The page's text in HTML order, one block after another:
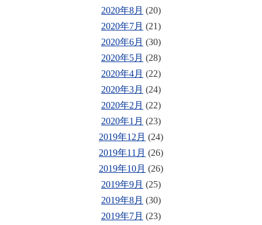
2020年8月 (20)
2020年7月 (21)
2020年6月 (30)
2020年5月 (28)
2020年4月 (22)
2020年3月 (24)
2020年2月 (22)
2020年1月 (23)
2019年12月 (24)
2019年11月 (26)
2019年10月 (26)
2019年9月 (25)
2019年8月 (30)
2019年7月 (23)